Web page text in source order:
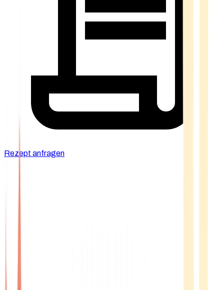
Rezept anfragen